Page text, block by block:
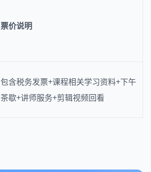
票价说明
包含税务发票+课程相关学习资料+下午
茶歇+讲师服务+剪辑视频回看